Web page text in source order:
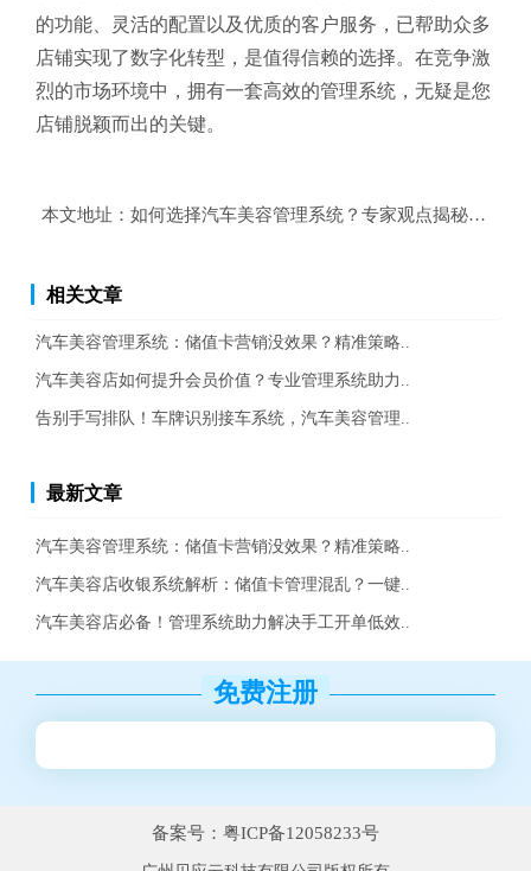
的功能、灵活的配置以及优质的客户服务，已帮助众多
店铺实现了数字化转型，是值得信赖的选择。在竞争激
烈的市场环境中，拥有一套高效的管理系统，无疑是您
店铺脱颖而出的关键。
本文地址： 如何选择汽车美容管理系统？专家观点揭秘提升业
相关文章
汽车美容管理系统：储值卡营销没效果？精准策略..
汽车美容店如何提升会员价值？专业管理系统助力..
告别手写排队！车牌识别接车系统，汽车美容管理..
最新文章
汽车美容管理系统：储值卡营销没效果？精准策略..
汽车美容店收银系统解析：储值卡管理混乱？一键..
汽车美容店必备！管理系统助力解决手工开单低效..
免费注册
备案号：粤ICP备12058233号